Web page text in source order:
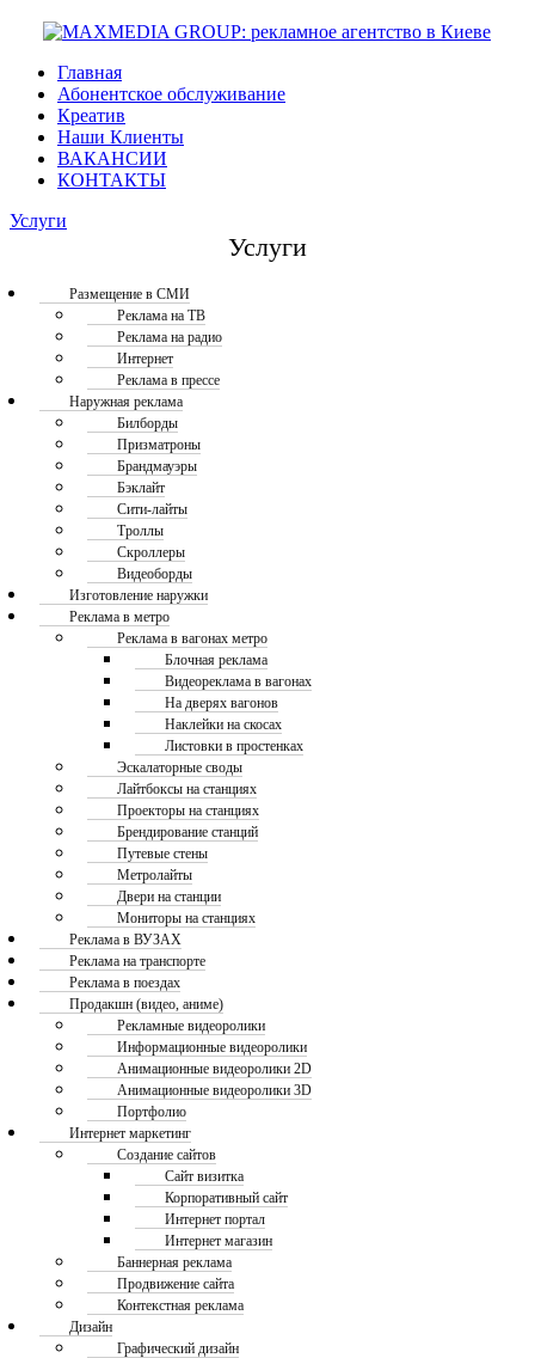
Главная
Абонентское обслуживание
Креатив
Наши Клиенты
ВАКАНСИИ
КОНТАКТЫ
Услуги
Услуги
Размещение в СМИ
Реклама на ТВ
Реклама на радио
Интернет
Реклама в прессе
Наружная реклама
Билборды
Призматроны
Брандмауэры
Бэклайт
Сити-лайты
Троллы
Скроллеры
Видеоборды
Изготовление наружки
Реклама в метро
Реклама в вагонах метро
Блочная реклама
Видеореклама в вагонах
На дверях вагонов
Наклейки на скосах
Листовки в простенках
Эскалаторные своды
Лайтбоксы на станциях
Проекторы на станциях
Брендирование станций
Путевые стены
Метролайты
Двери на станции
Мониторы на станциях
Реклама в ВУЗАХ
Реклама на транспорте
Реклама в поездах
Продакшн (видео, аниме)
Рекламные видеоролики
Информационные видеоролики
Анимационные видеоролики 2D
Анимационные видеоролики 3D
Портфолио
Интернет маркетинг
Создание сайтов
Сайт визитка
Корпоративный сайт
Интернет портал
Интернет магазин
Баннерная реклама
Продвижение сайта
Контекстная реклама
Дизайн
Графический дизайн